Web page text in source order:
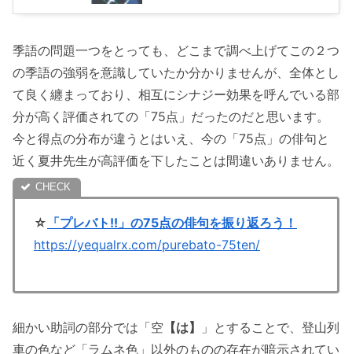
季語の問題一つをとっても、どこまで調べ上げてこの２つ
の季語の強弱を意識していたか分かりませんが、全体とし
て良く纏まっており、相互にシナジー効果を呼んでいる部
分が高く評価されての「75点」だったのだと思います。
今と得点の分布が違うとはいえ、今の「75点」の俳句と
近く夏井先生が高評価を下したことは間違いありません。
☆ 「プレバト!!」の75点の俳句を振り返ろう！
https://yequalrx.com/purebato-75ten/
細かい助詞の部分では「空 【は】
」とすることで、登山列
車の色など「ラムネ色」以外のものの存在が暗示されてい